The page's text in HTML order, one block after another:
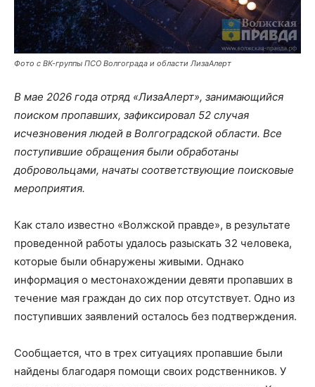
Фото с ВК-группы ПСО Волгограда и области ЛизаАлерт
В мае 2026 года отряд «ЛизаАлерт», занимающийся
поиском пропавших, зафиксировал 52 случая
исчезновения людей в Волгоградской области. Все
поступившие обращения были обработаны
добровольцами, начаты соответствующие поисковые
мероприятия.
Как стало известно «Волжской правде», в результате
проведенной работы удалось разыскать 32 человека,
которые были обнаружены живыми. Однако
информация о местонахождении девяти пропавших в
течение мая граждан до сих пор отсутствует. Одно из
поступивших заявлений осталось без подтверждения.
Сообщается, что в трех ситуациях пропавшие были
найдены благодаря помощи своих родственников. У